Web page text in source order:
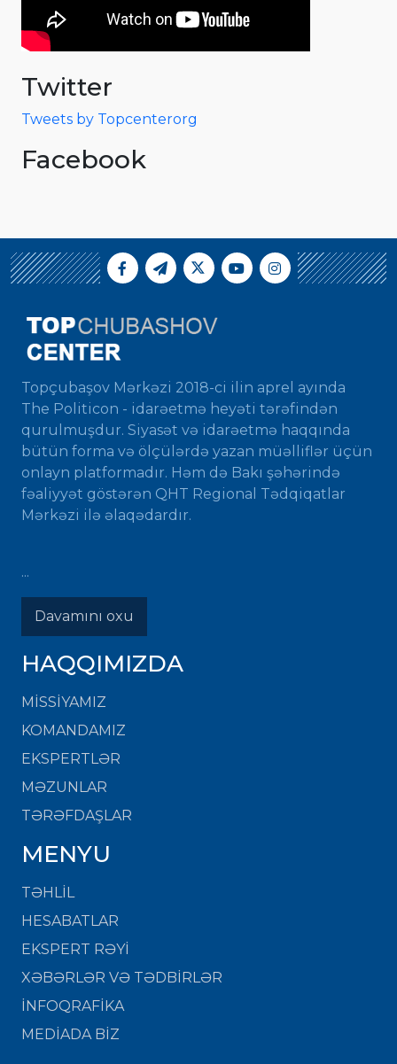
Twitter
Tweets by Topcenterorg
Facebook
Topçubaşov Mərkəzi 2018-ci ilin aprel ayında
The Politicon - idarəetmə heyəti tərəfindən
qurulmuşdur. Siyasət və idarəetmə haqqında
bütün forma və ölçülərdə yazan müəlliflər üçün
onlayn platformadır. Həm də Bakı şəhərində
fəaliyyət göstərən QHT Regional Tədqiqatlar
Mərkəzi ilə əlaqədardır.
...
Davamını oxu
HAQQIMIZDA
MISSIYAMIZ
KOMANDAMIZ
EKSPERTLƏR
MƏZUNLAR
TƏRƏFDAŞLAR
MENYU
TƏHLİL
HESABATLAR
EKSPERT RƏYİ
XƏBƏRLƏR VƏ TƏDBİRLƏR
İNFOQRAFİKA
MEDİADA BİZ